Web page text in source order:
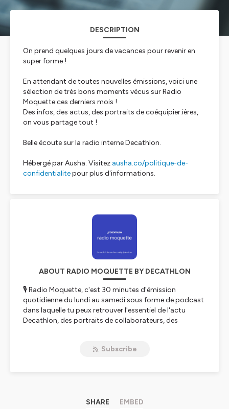
DESCRIPTION
On prend quelques jours de vacances pour revenir en
super forme !
En attendant de toutes nouvelles émissions, voici une
sélection de très bons moments vécus sur Radio
Moquette ces derniers mois !
Des infos, des actus, des portraits de coéquipier.ières,
on vous partage tout !
Belle écoute sur la radio interne Decathlon.
Hébergé par Ausha. Visitez ausha.co/politique-de-
confidentialitepour plus d'informations.
ABOUT RADIO MOQUETTE BY DECATHLON
🎙 Radio Moquette, c'est 30 minutes d'émission
quotidienne du lundi au samedi sous forme de podcast
dans laquelle tu peux retrouver l'essentiel de l'actu
Decathlon, des portraits de collaborateurs, des
C'est LA radio interne Decathlon animée par des
pour plus d'informations.
Subscribe
SHARE EMBED